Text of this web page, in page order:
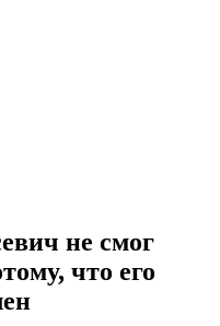
не смог
что его